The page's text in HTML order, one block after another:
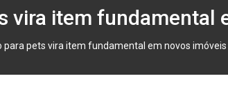
vira item fundamental
para pets vira item fundamental em novos imóveis